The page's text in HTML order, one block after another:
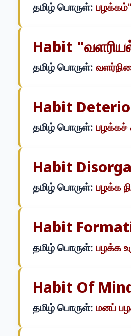
தமிழ் பொருள்:
Habit
தமிழ் பொருள்:
Habit
தமிழ் பொருள்: பழக்கச்
Habit
தமிழ் பொருள்: பழக்க
Habit
தமிழ் பொருள்: பழக்க
Habit Of
தமிழ் பொருள்: மனப்